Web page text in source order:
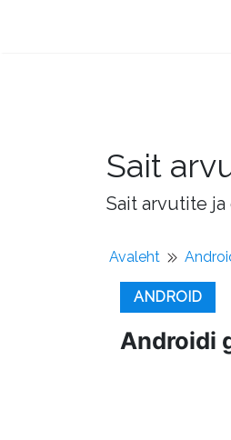
Sait
Sait arvutite
Avaleht
ANDROID
Androidi